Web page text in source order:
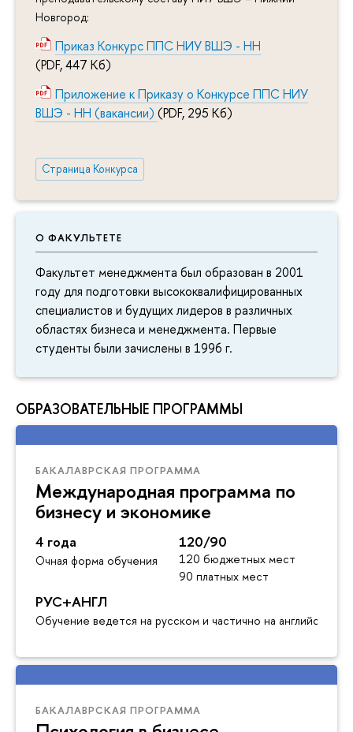
Новгород:
Приказ Конкурс ППС НИУ ВШЭ - НН
(PDF, 447 Кб)
Приложение к Приказу о Конкурсе ППС НИУ
ВШЭ - НН (вакансии) (PDF, 295 Кб)
Страница Конкурса
О ФАКУЛЬТЕТЕ
Факультет менеджмента был образован в 2001
году для подготовки высококвалифицированных
специалистов и будущих лидеров в различных
областях бизнеса и менеджмента. Первые
студенты были зачислены в 1996 г.
ОБРАЗОВАТЕЛЬНЫЕ ПРОГРАММЫ
БАКАЛАВРСКАЯ ПРОГРАММА
Международная программа по
бизнесу и экономике
4 года
Очная форма обучения
120/90
120 бюджетных мест
90 платных мест
РУС+АНГЛ
Обучение ведется на русском и частично на английском
БАКАЛАВРСКАЯ ПРОГРАММА